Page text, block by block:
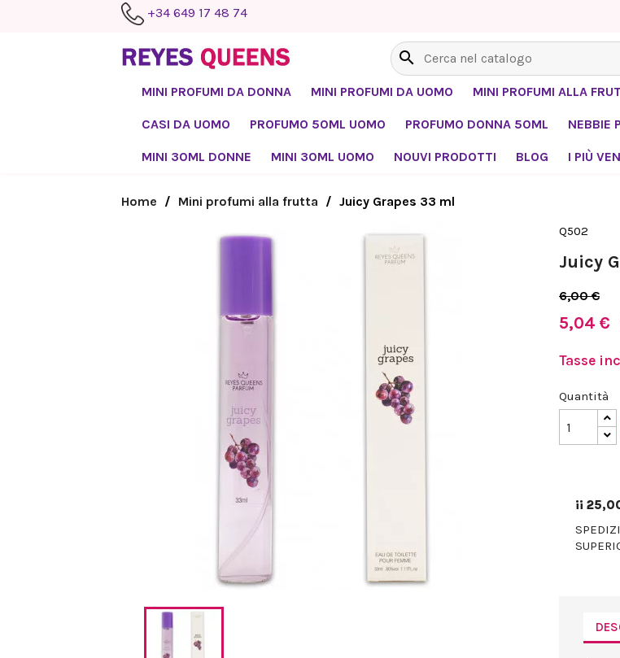
+34 649 17 48 74
search
MINI PROFUMI DA DONNA MINI PROFUMI DA UOMO MINI PROFUMI ALLA
CASI DA UOMO PROFUMO 50ML UOMO PROFUMO DONNA 50ML NEBBIE
MINI 30ML DONNE MINI 30ML UOMO NOUVI PRODOTTI BLOG I PIÙ
Home Mini profumi alla frutta Juicy Grapes 33 ml
Q502
Juicy
6,00 €
5,04 €
Tasse
Quantità
¡¡